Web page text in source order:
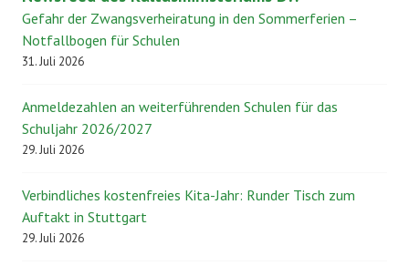
Gefahr der Zwangsverheiratung in den Sommerferien –
Notfallbogen für Schulen
31. Juli 2026
Anmeldezahlen an weiterführenden Schulen für das
Schuljahr 2026/2027
29. Juli 2026
Verbindliches kostenfreies Kita-Jahr: Runder Tisch zum
Auftakt in Stuttgart
29. Juli 2026